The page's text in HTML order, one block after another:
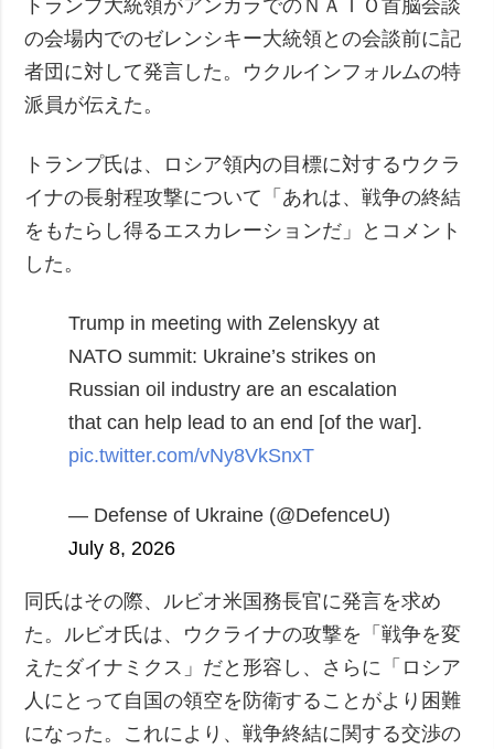
トランプ大統領がアンカラでのＮＡＴＯ首脳会談
の会場内でのゼレンシキー大統領との会談前に記
者団に対して発言した。ウクルインフォルムの特
派員が伝えた。
トランプ氏は、ロシア領内の目標に対するウクラ
イナの長射程攻撃について「あれは、戦争の終結
をもたらし得るエスカレーションだ」とコメント
した。
Trump in meeting with Zelenskyy at
NATO summit: Ukraine’s strikes on
Russian oil industry are an escalation
that can help lead to an end [of the war].
pic.twitter.com/vNy8VkSnxT
— Defense of Ukraine (@DefenceU)
July 8, 2026
同氏はその際、ルビオ米国務長官に発言を求め
た。ルビオ氏は、ウクライナの攻撃を「戦争を変
えたダイナミクス」だと形容し、さらに「ロシア
人にとって自国の領空を防衛することがより困難
になった。これにより、戦争終結に関する交渉の